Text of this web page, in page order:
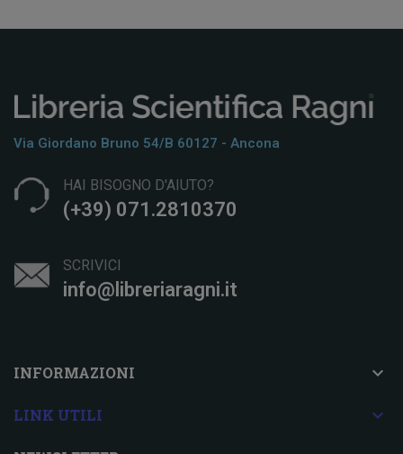
Via Giordano Bruno 54/b 60127 - Ancona
HAI BISOGNO D'AIUTO?
(+39) 071.2810370
SCRIVICI
info@libreriaragni.it
INFORMAZIONI 
LINK UTILI 